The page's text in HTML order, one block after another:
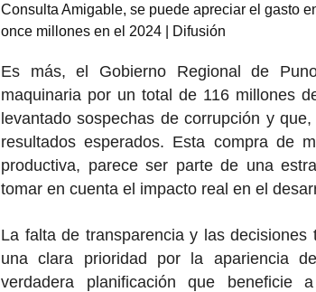
Consulta Amigable, se puede apreciar el gasto
once millones en el 2024 | Difusión
Es más, el Gobierno Regional de
maquinaria por un total de 116 millones
levantado sospechas de corrupción y
resultados esperados. Esta compra de
productiva, parece ser parte de una
tomar en cuenta el impacto real en el
La falta de transparencia y las
una clara prioridad por la apariencia
verdadera planificación que beneficie